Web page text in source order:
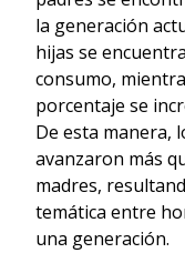
la generación
hijas se
consumo,
porcentaje se
De esta manera,
avanzaron más
madres,
temática entre
una generación.